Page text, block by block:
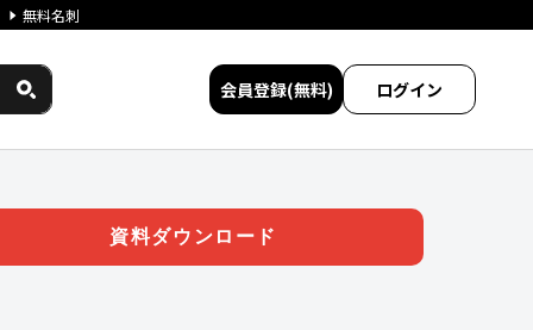
無料名刺
会員登録(無料) ログイン
資料ダウンロード